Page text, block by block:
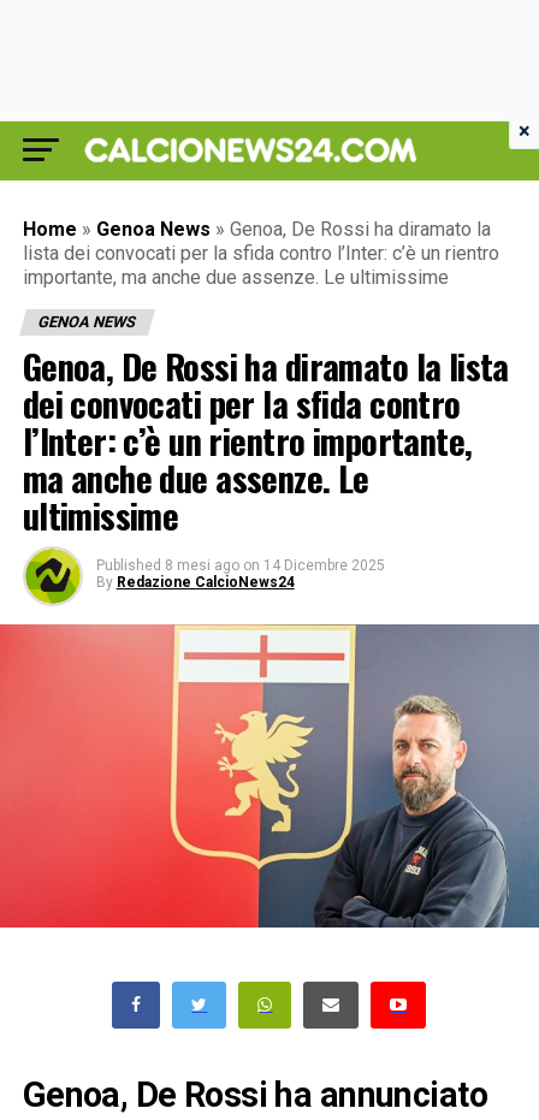
Home » Genoa News » Genoa, De Rossi ha diramato la
lista dei convocati per la sfida contro l’Inter: c’è un rientro
importante, ma anche due assenze. Le ultimissime
GENOA NEWS
Genoa, De Rossi ha diramato la lista
dei convocati per la sfida contro
l’Inter: c’è un rientro importante,
ma anche due assenze. Le
ultimissime
Published 8 mesi ago on 14 Dicembre 2025
By Redazione CalcioNews24
Genoa, De Rossi ha annunciato
×